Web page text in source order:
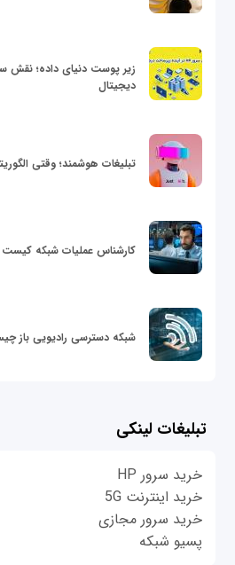
دیجیتال
تبلیغات هوشمند؛ وقتی
کارشناس عملیات شبکه کیست
شبکه دسترسی رادیویی باز
تبلیغات لینکی
خرید سرور HP
خرید اینترنت 5G
خرید سرور مجازی
پسیو شبکه